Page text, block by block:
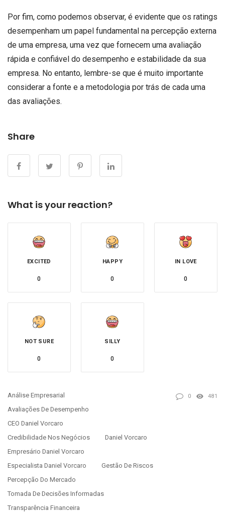
Por fim, como podemos observar, é evidente que os ratings
desempenham um papel fundamental na percepção externa
de uma empresa, uma vez que fornecem uma avaliação
rápida e confiável do desempenho e estabilidade da sua
empresa. No entanto, lembre-se que é muito importante
considerar a fonte e a metodologia por trás de cada uma
das avaliações.
Share
What is your reaction?
EXCITED
0
HAPPY
0
IN LOVE
0
NOT SURE
0
SILLY
0
Análise Empresarial
Avaliações De Desempenho
CEO Daniel Vorcaro
Credibilidade Nos Negócios
Daniel Vorcaro
Empresário Daniel Vorcaro
Especialista Daniel Vorcaro
Gestão De Riscos
Percepção Do Mercado
Tomada De Decisões Informadas
Transparência Financeira
0 481